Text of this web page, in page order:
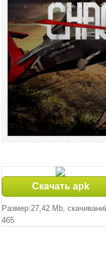
Скачать apk
Размер:27,42 Mb,
465